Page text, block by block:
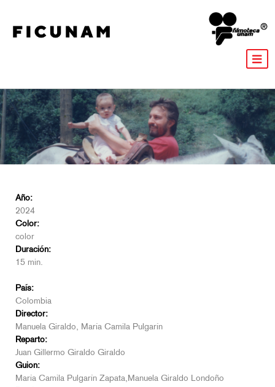
Año:
2024
Color:
color
Duración:
15 min.
País:
Colombia
Director:
Manuela Giraldo, María Camila Pulgarín
Reparto:
Juan Gillermo Giraldo Giraldo
Guion:
María Camila Pulgarín Zapata,Manuela Giraldo Londoño